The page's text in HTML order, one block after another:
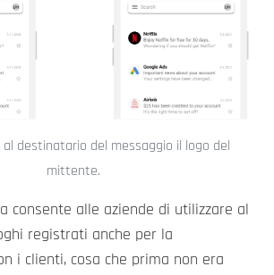
al destinatario del messaggio il logo del
mittente.
consente alle aziende di utilizzare al
registrati anche per la
i clienti, cosa che prima non era